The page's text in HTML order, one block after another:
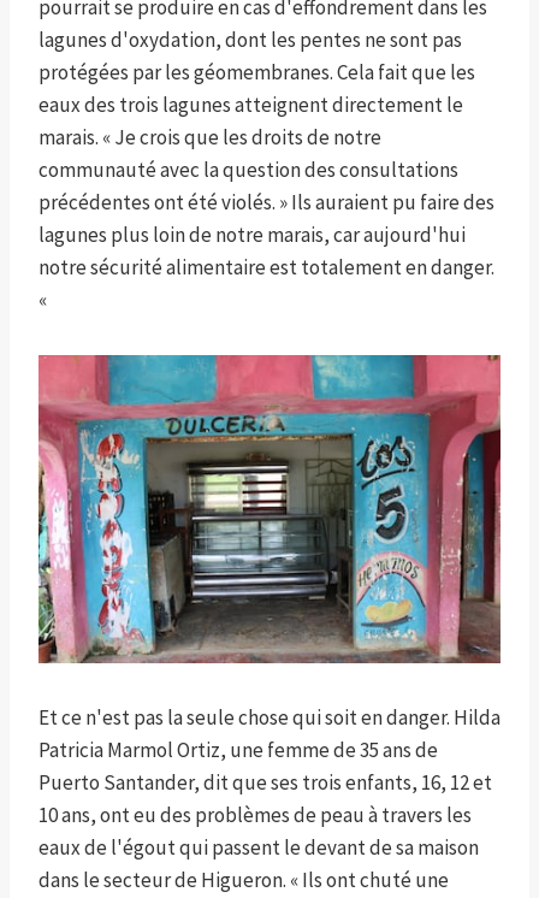
pourrait se produire en cas d'effondrement dans les
lagunes d'oxydation, dont les pentes ne sont pas
protégées par les géomembranes. Cela fait que les
eaux des trois lagunes atteignent directement le
marais. « Je crois que les droits de notre
communauté avec la question des consultations
précédentes ont été violés. » Ils auraient pu faire des
lagunes plus loin de notre marais, car aujourd'hui
notre sécurité alimentaire est totalement en danger.
«
Et ce n'est pas la seule chose qui soit en danger. Hilda
Patricia Marmol Ortiz, une femme de 35 ans de
Puerto Santander, dit que ses trois enfants, 16, 12 et
10 ans, ont eu des problèmes de peau à travers les
eaux de l'égout qui passent le devant de sa maison
dans le secteur de Higueron. « Ils ont chuté une